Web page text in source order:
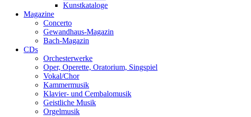
Kunstkataloge
Magazine
Concerto
Gewandhaus-Magazin
Bach-Magazin
CDs
Orchesterwerke
Oper, Operette, Oratorium, Singspiel
Vokal/Chor
Kammermusik
Klavier- und Cembalomusik
Geistliche Musik
Orgelmusik